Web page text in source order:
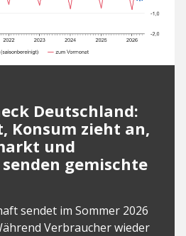
Deutschland:
Konsum zieht an,
und
gemischte
sendet im Sommer 2026
Verbraucher wieder